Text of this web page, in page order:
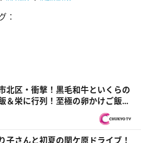
：
北区・衝撃！黒毛和牛といくらの
＆栄に行列！至極の卵かけご飯
のにやめられない罪悪めし！『PS
子さんと初夏の関ケ原ドライブ！